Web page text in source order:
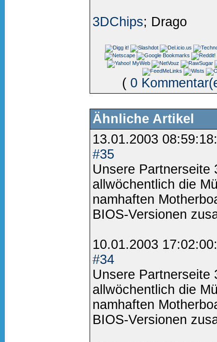
3DChips; Drago
( 0
Ähnliche Artikel
13.01.2003
#35
Unsere Partnerseite
allwöchentlich die
namhaften
BIOS-Versionen
10.01.2003
#34
Unsere Partnerseite
allwöchentlich die
namhaften
BIOS-Versionen